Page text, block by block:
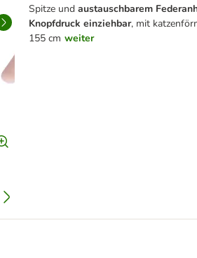
Spitze undaustauschbarem
Knopfdruck einziehbar, mit
155 cm weiter